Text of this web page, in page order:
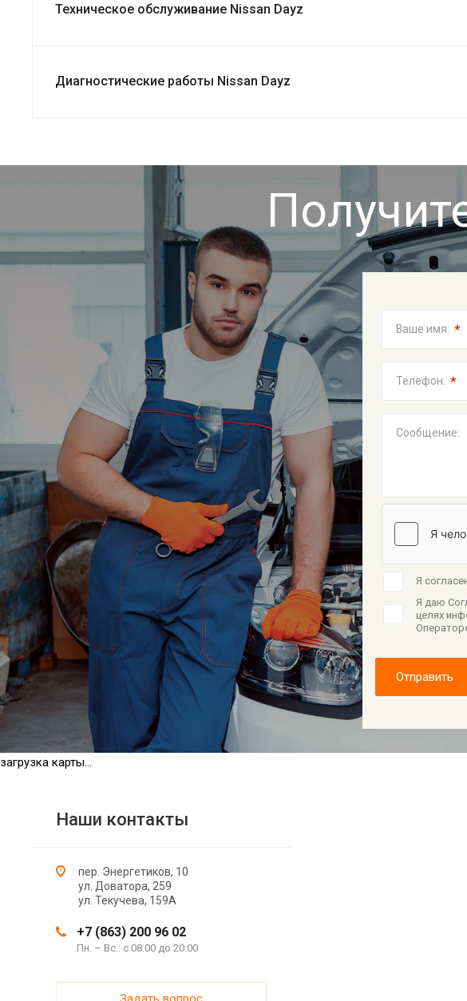
Техническое обслуживание Nissan Dayz
Диагностические работы Nissan Dayz
Ваше имя: *
Телефон: *
Сообщение:
Я
Я даю
целях
Отправить
Наши контакты
пер. Энергетиков, 10
ул. Доватора, 259
ул. Текучева, 159А
+7 (863) 200 96 02
Пн. – Вс.: с 08:00 до 20:00
загрузка карты...